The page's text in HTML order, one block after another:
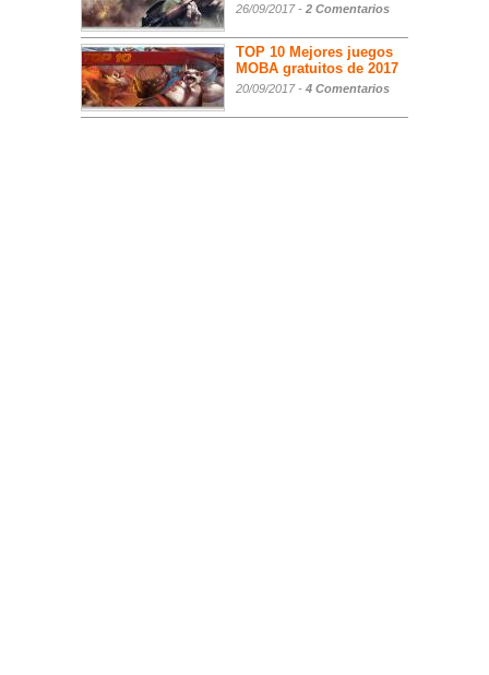
26/09/2017 - 2 Comentarios
TOP 10 Mejores juegos
MOBA gratuitos de 2017
20/09/2017 - 4 Comentarios